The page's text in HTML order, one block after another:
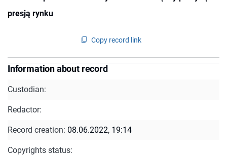
presją rynku
Copy record link
Information about record
Custodian:
Redactor:
Record creation: 08.06.2022, 19:14
Copyrights status: